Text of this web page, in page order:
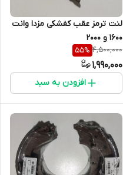
لنت ترمز عقب کفشکی مزدا وانت
1600 و 2000
4,500,000
55%
1,990,000
افزودن به سبد